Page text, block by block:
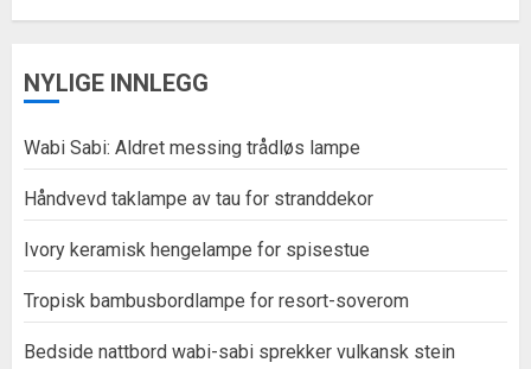
NYLIGE INNLEGG
Wabi Sabi: Aldret messing trådløs lampe
Håndvevd taklampe av tau for stranddekor
Ivory keramisk hengelampe for spisestue
Tropisk bambusbordlampe for resort-soverom
Bedside nattbord wabi-sabi sprekker vulkansk stein